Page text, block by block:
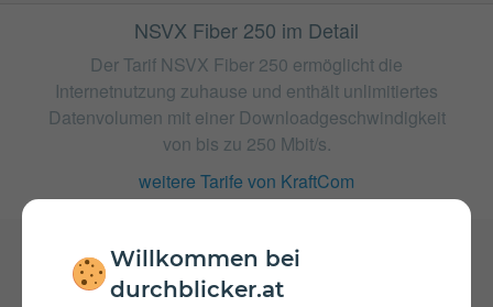
Willkommen bei
durchblicker.at
NSVX Fiber 250 im Detail
Der Tarif NSVX Fiber 250 ermöglicht die
Internetnutzung zuhause und enthält unlimitiertes
Datenvolumen mit einer Downloadgeschwindigkeit
von bis zu 250 Mbit/s.
weitere Tarife von KraftCom
Gebühren